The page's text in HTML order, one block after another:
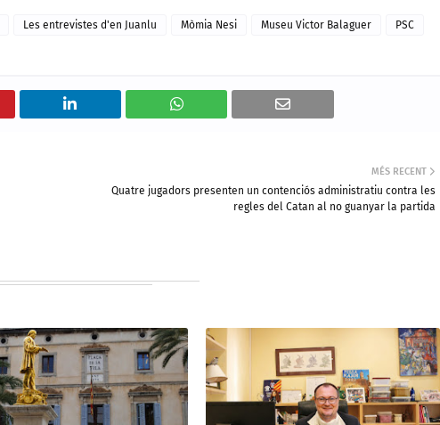
Les entrevistes d'en Juanlu Mòmia Nesi Museu Victor Balaguer
PSC
MÉS RECENT
Quatre jugadors presenten un contenciós administratiu contra les
regles del Catan al no guanyar la partida